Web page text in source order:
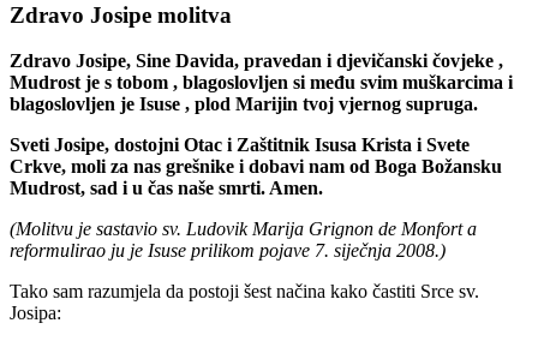
Zdravo Josipe molitva
Zdravo Josipe, Sine Davida, pravedan i djevičanski čovjeke ,
Mudrost je s tobom , blagoslovljen si među svim muškarcima i
blagoslovljen je Isuse , plod Marijin tvoj vjernog supruga.
Sveti Josipe, dostojni Otac i Zaštitnik Isusa Krista i Svete
Crkve, moli za nas grešnike i dobavi nam od Boga Božansku
Mudrost, sad i u čas naše smrti. Amen.
(Molitvu je sastavio sv. Ludovik Marija Grignon de Monfort a
reformulirao ju je Isuse prilikom pojave 7. siječnja 2008.)
Tako sam razumjela da postoji šest načina kako častiti Srce sv.
Josipa: